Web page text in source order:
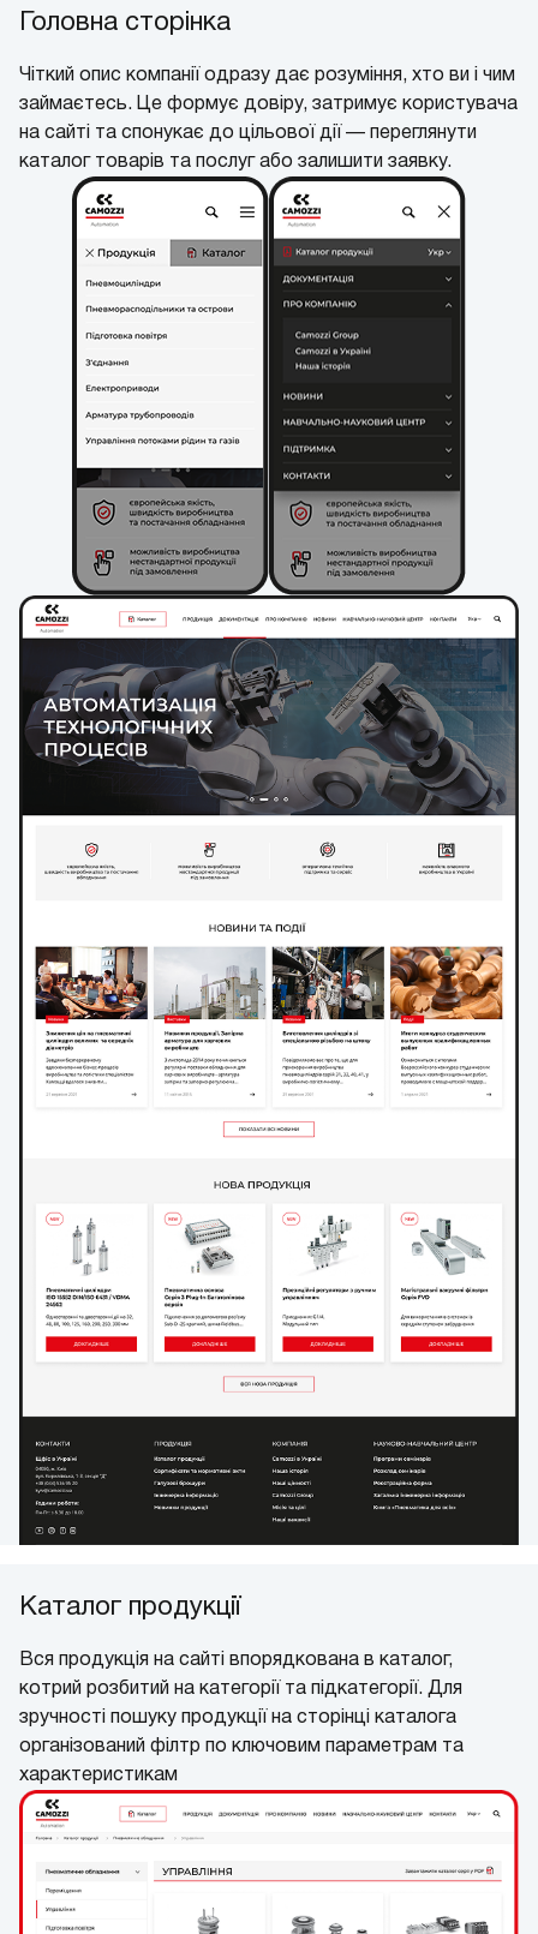
Головна сторінка
Чіткий опис компанії одразу дає розуміння, хто ви і чим
займаєтесь. Це формує довіру, затримує користувача
на сайті та спонукає до цільової дії — переглянути
каталог товарів та послуг або залишити заявку.
Каталог продукції
Вся продукція на сайті впорядкована в каталог,
котрий розбитий на категорії та підкатегорії. Для
зручності пошуку продукції на сторінці каталога
організований філтр по ключовим параметрам та
характеристикам